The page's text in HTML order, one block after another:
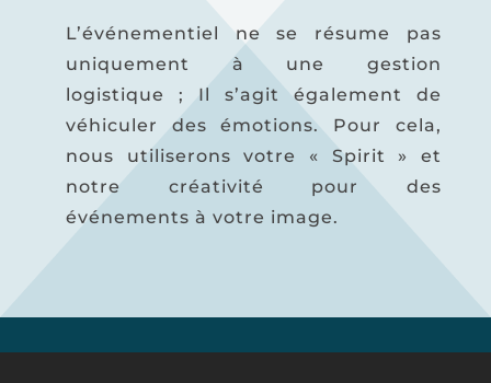
L’événementiel ne se résume pas
uniquement à une gestion
logistique ; Il s’agit également de
véhiculer des émotions. Pour cela,
nous utiliserons votre « Spirit » et
notre créativité pour des
événements à votre image.